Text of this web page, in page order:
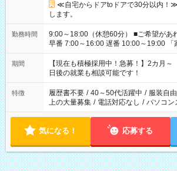
≪自宅からドアtoドアで30分以内！
します。
勤務時間
9:00～18:00（休憩60分） ■ご希望があれば下記シフトもOK！
早番 7:00～16:00 遅番 10:00～19:00 「家族と休みを合わせた
い」 「余裕を持って夕飯の準備がした
たくない」 など、ご希望を教えてくださいね。 ※W
の方へ 今ご覧のお仕事で希望する勤務
の勤務時間。 合計で週40時間を超える
期間
【現在も積極採用中！急募！】2カ月
日後の就業も相談可能です！
特徴 履歴書不要 / 40～50代活躍中 / 服装自由
上の大量募集 / 電話対応なし / パソコン
気になる！ 応募する